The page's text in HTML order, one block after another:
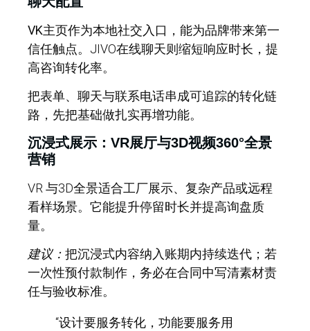
VK主页作为本地社交入口，能为品牌带来第一
信任触点。JIVO在线聊天则缩短响应时长，提
高咨询转化率。
把表单、聊天与联系电话串成可追踪的转化链
路，先把基础做扎实再增功能。
沉浸式展示：VR展厅与3D视频360°全景
营销
VR 与3D全景适合工厂展示、复杂产品或远程
看样场景。它能提升停留时长并提高询盘质
量。
建议： 把沉浸式内容纳入账期内持续迭代；若
一次性预付款制作，务必在合同中写清素材责
任与验收标准。
“设计要服务转化，功能要服务用